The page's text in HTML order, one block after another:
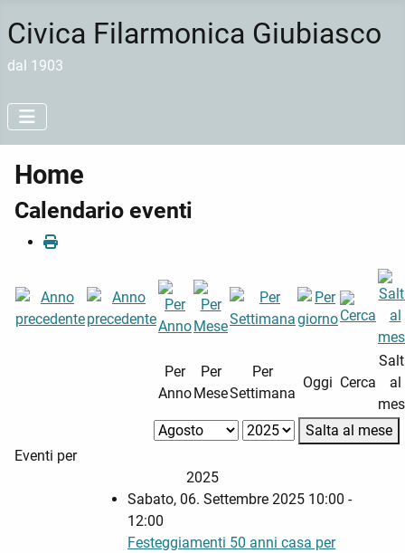
Civica Filarmonica Giubiasco
dal 1903
Home
Calendario eventi
Per
Anno
Per
Mese
Per
Settimana
Oggi Cerca
al
Salta al mese
Eventi per
2025
Sabato, 06. Settembre 2025 10:00 -
12:00
Festeggiamenti 50 anni casa per